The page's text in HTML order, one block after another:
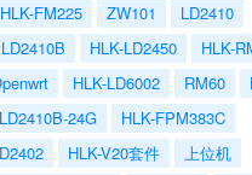
HLK-FM225 ZW101
LD2410
LD2410B HLK-LD2450
HLK-
HLK-LD6002 RM60
LD2410B-24G
HLK-FPM383C
HLK-V20套件
上位机